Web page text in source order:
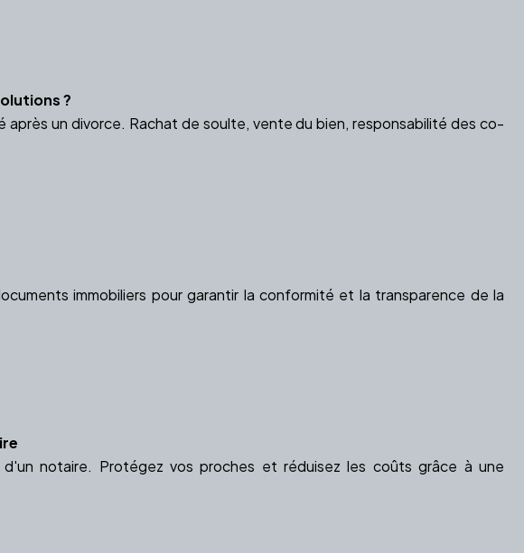
?
un divorce. Rachat de soulte, vente du bien, responsabilité des co-
immobiliers pour garantir la conformité et la transparence de la
notaire. Protégez vos proches et réduisez les coûts grâce à une